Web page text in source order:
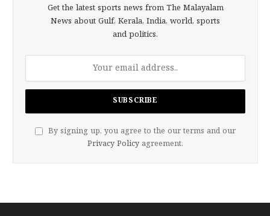
Get the latest sports news from The Malayalam
News about Gulf, Kerala, India, world, sports
and politics.
By signing up, you agree to the our terms and our
Privacy Policy agreement.